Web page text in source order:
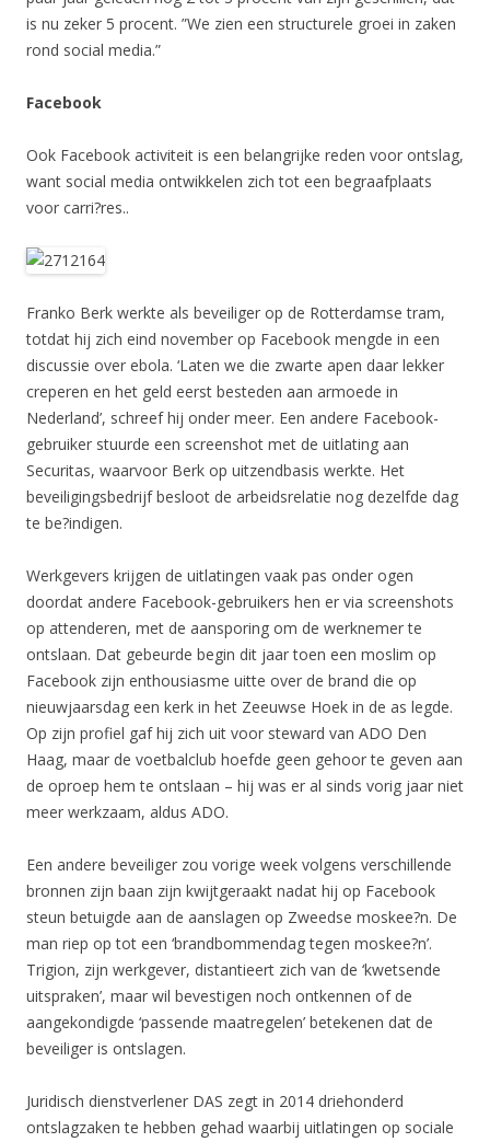
is nu zeker 5 procent. ”We zien een structurele groei in zaken
rond social media.”
Facebook
Ook Facebook activiteit is een belangrijke reden voor ontslag,
want social media ontwikkelen zich tot een begraafplaats
voor carri?res..
Franko Berk werkte als beveiliger op de Rotterdamse tram,
totdat hij zich eind november op Facebook mengde in een
discussie over ebola. ‘Laten we die zwarte apen daar lekker
creperen en het geld eerst besteden aan armoede in
Nederland’, schreef hij onder meer. Een andere Facebook-
gebruiker stuurde een screenshot met de uitlating aan
Securitas, waarvoor Berk op uitzendbasis werkte. Het
beveiligingsbedrijf besloot de arbeidsrelatie nog dezelfde dag
te be?indigen.
Werkgevers krijgen de uitlatingen vaak pas onder ogen
doordat andere Facebook-gebruikers hen er via screenshots
op attenderen, met de aansporing om de werknemer te
ontslaan. Dat gebeurde begin dit jaar toen een moslim op
Facebook zijn enthousiasme uitte over de brand die op
nieuwjaarsdag een kerk in het Zeeuwse Hoek in de as legde.
Op zijn profiel gaf hij zich uit voor steward van ADO Den
Haag, maar de voetbalclub hoefde geen gehoor te geven aan
de oproep hem te ontslaan – hij was er al sinds vorig jaar niet
meer werkzaam, aldus ADO.
Een andere beveiliger zou vorige week volgens verschillende
bronnen zijn baan zijn kwijtgeraakt nadat hij op Facebook
steun betuigde aan de aanslagen op Zweedse moskee?n. De
man riep op tot een ‘brandbommendag tegen moskee?n’.
Trigion, zijn werkgever, distantieert zich van de ‘kwetsende
uitspraken’, maar wil bevestigen noch ontkennen of de
aangekondigde ‘passende maatregelen’ betekenen dat de
beveiliger is ontslagen.
Juridisch dienstverlener DAS zegt in 2014 driehonderd
ontslagzaken te hebben gehad waarbij uitlatingen op sociale